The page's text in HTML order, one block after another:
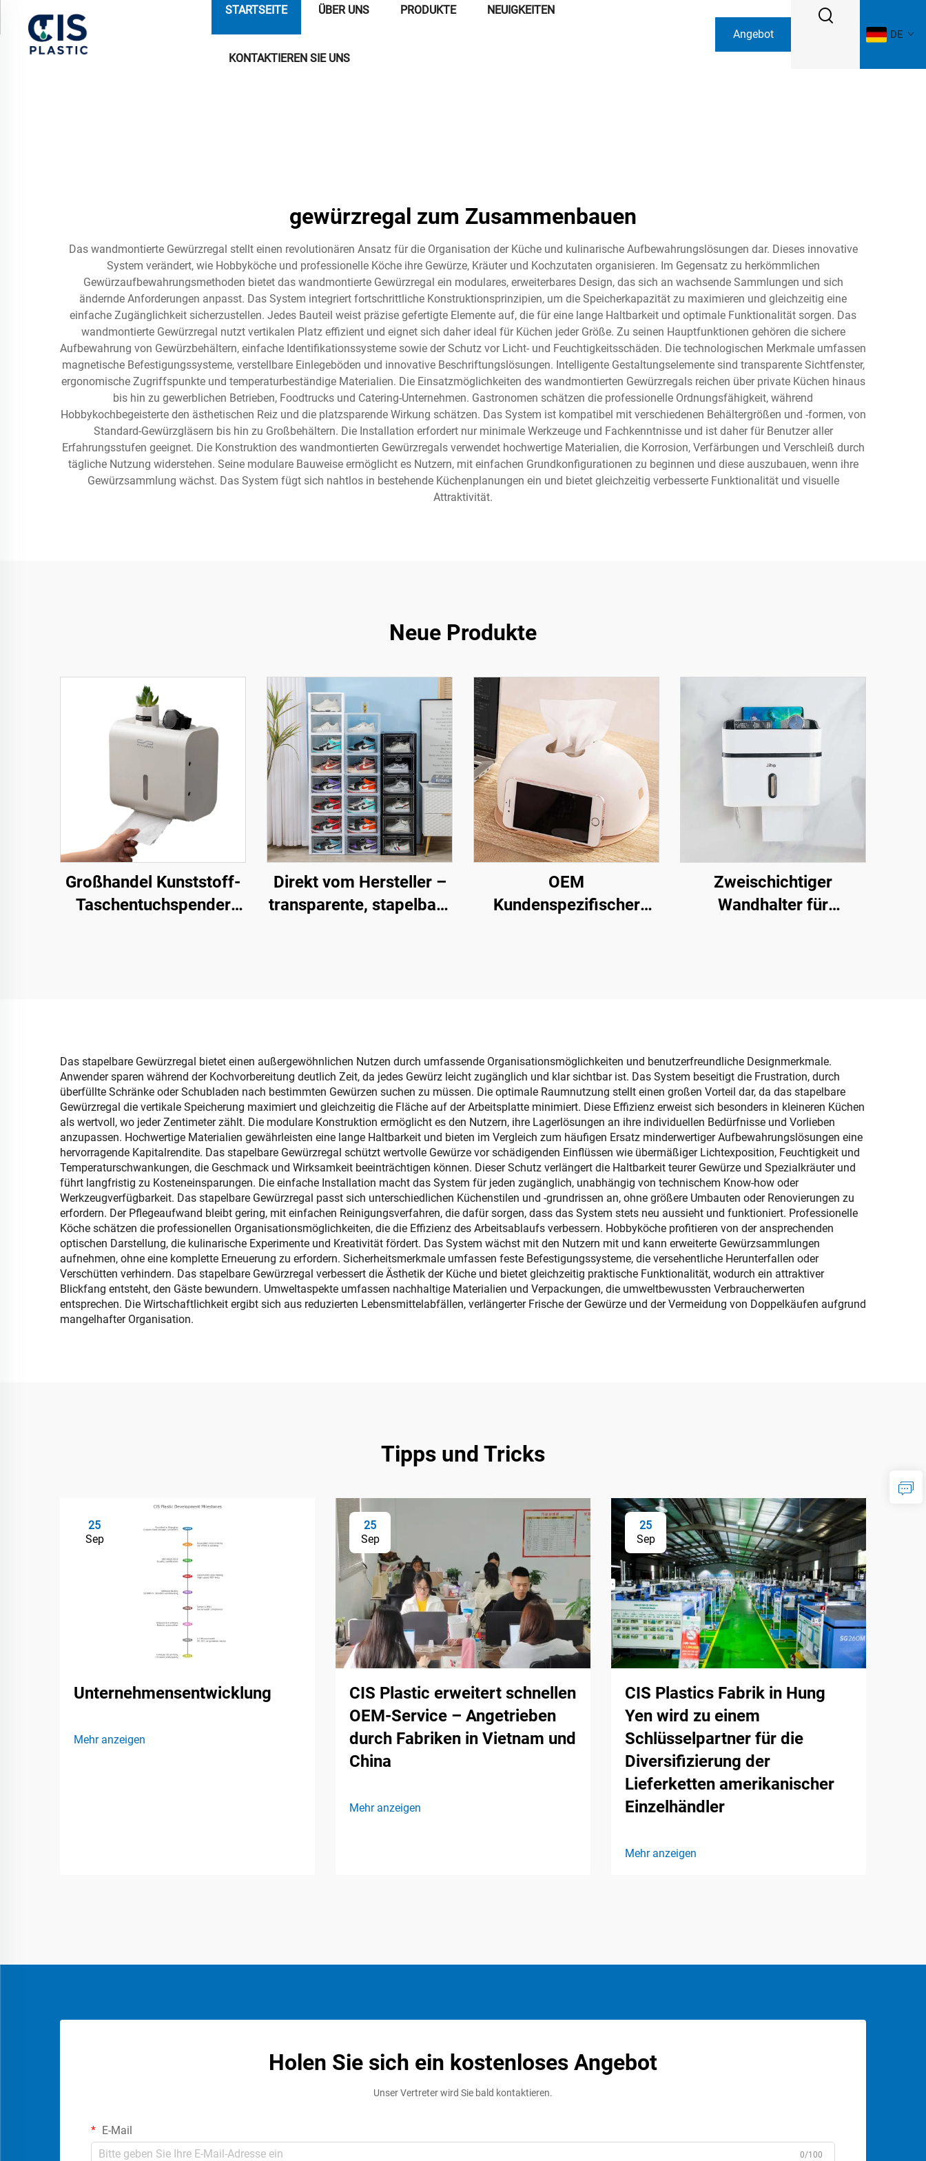
STARTSEITE ÜBER UNS PRODUKTE NEUIGKEITEN
KONTAKTIEREN SIE UNS
Angebot DE
gewürzregal zum Zusammenbauen
Das wandmontierte Gewürzregal stellt einen revolutionären Ansatz für die Organisation der Küche und kulinarische Aufbewahrungslösungen dar. Dieses innovative
System verändert, wie Hobbyköche und professionelle Köche ihre Gewürze, Kräuter und Kochzutaten organisieren. Im Gegensatz zu herkömmlichen
Gewürzaufbewahrungsmethoden bietet das wandmontierte Gewürzregal ein modulares, erweiterbares Design, das sich an wachsende Sammlungen und sich
ändernde Anforderungen anpasst. Das System integriert fortschrittliche Konstruktionsprinzipien, um die Speicherkapazität zu maximieren und gleichzeitig eine
einfache Zugänglichkeit sicherzustellen. Jedes Bauteil weist präzise gefertigte Elemente auf, die für eine lange Haltbarkeit und optimale Funktionalität sorgen. Das
wandmontierte Gewürzregal nutzt vertikalen Platz effizient und eignet sich daher ideal für Küchen jeder Größe. Zu seinen Hauptfunktionen gehören die sichere
Aufbewahrung von Gewürzbehältern, einfache Identifikationssysteme sowie der Schutz vor Licht- und Feuchtigkeitsschäden. Die technologischen Merkmale umfassen
magnetische Befestigungssysteme, verstellbare Einlegeböden und innovative Beschriftungslösungen. Intelligente Gestaltungselemente sind transparente Sichtfenster,
ergonomische Zugriffspunkte und temperaturbeständige Materialien. Die Einsatzmöglichkeiten des wandmontierten Gewürzregals reichen über private Küchen hinaus
bis hin zu gewerblichen Betrieben, Foodtrucks und Catering-Unternehmen. Gastronomen schätzen die professionelle Ordnungsfähigkeit, während
Hobbykochbegeisterte den ästhetischen Reiz und die platzsparende Wirkung schätzen. Das System ist kompatibel mit verschiedenen Behältergrößen und -formen, von
Standard-Gewürzgläsern bis hin zu Großbehältern. Die Installation erfordert nur minimale Werkzeuge und Fachkenntnisse und ist daher für Benutzer aller
Erfahrungsstufen geeignet. Die Konstruktion des wandmontierten Gewürzregals verwendet hochwertige Materialien, die Korrosion, Verfärbungen und Verschleiß durch
tägliche Nutzung widerstehen. Seine modulare Bauweise ermöglicht es Nutzern, mit einfachen Grundkonfigurationen zu beginnen und diese auszubauen, wenn ihre
Gewürzsammlung wächst. Das System fügt sich nahtlos in bestehende Küchenplanungen ein und bietet gleichzeitig verbesserte Funktionalität und visuelle
Attraktivität.
Neue Produkte
Großhandel Kunststoff-
Taschentuchspender
Direkt vom Hersteller –
transparente, stapelbare
OEM
Kundenspezifischer
Großhandel
Zweischichtiger
Wandhalter für
Das stapelbare Gewürzregal bietet einen außergewöhnlichen Nutzen durch umfassende Organisationsmöglichkeiten und benutzerfreundliche Designmerkmale.
Anwender sparen während der Kochvorbereitung deutlich Zeit, da jedes Gewürz leicht zugänglich und klar sichtbar ist. Das System beseitigt die Frustration, durch
überfüllte Schränke oder Schubladen nach bestimmten Gewürzen suchen zu müssen. Die optimale Raumnutzung stellt einen großen Vorteil dar, da das stapelbare
Gewürzregal die vertikale Speicherung maximiert und gleichzeitig die Fläche auf der Arbeitsplatte minimiert. Diese Effizienz erweist sich besonders in kleineren Küchen
als wertvoll, wo jeder Zentimeter zählt. Die modulare Konstruktion ermöglicht es den Nutzern, ihre Lagerlösungen an ihre individuellen Bedürfnisse und Vorlieben
anzupassen. Hochwertige Materialien gewährleisten eine lange Haltbarkeit und bieten im Vergleich zum häufigen Ersatz minderwertiger Aufbewahrungslösungen eine
hervorragende Kapitalrendite. Das stapelbare Gewürzregal schützt wertvolle Gewürze vor schädigenden Einflüssen wie übermäßiger Lichtexposition, Feuchtigkeit und
Temperaturschwankungen, die Geschmack und Wirksamkeit beeinträchtigen können. Dieser Schutz verlängert die Haltbarkeit teurer Gewürze und Spezialkräuter und
führt langfristig zu Kosteneinsparungen. Die einfache Installation macht das System für jeden zugänglich, unabhängig von technischem Know-how oder
Werkzeugverfügbarkeit. Das stapelbare Gewürzregal passt sich unterschiedlichen Küchenstilen und -grundrissen an, ohne größere Umbauten oder Renovierungen zu
erfordern. Der Pflegeaufwand bleibt gering, mit einfachen Reinigungsverfahren, die dafür sorgen, dass das System stets neu aussieht und funktioniert. Professionelle
Köche schätzen die professionellen Organisationsmöglichkeiten, die die Effizienz des Arbeitsablaufs verbessern. Hobbyköche profitieren von der ansprechenden
optischen Darstellung, die kulinarische Experimente und Kreativität fördert. Das System wächst mit den Nutzern mit und kann erweiterte Gewürzsammlungen
aufnehmen, ohne eine komplette Erneuerung zu erfordern. Sicherheitsmerkmale umfassen feste Befestigungssysteme, die versehentliche Herunterfallen oder
Verschütten verhindern. Das stapelbare Gewürzregal verbessert die Ästhetik der Küche und bietet gleichzeitig praktische Funktionalität, wodurch ein attraktiver
Blickfang entsteht, den Gäste bewundern. Umweltaspekte umfassen nachhaltige Materialien und Verpackungen, die umweltbewussten Verbraucherwerten
entsprechen. Die Wirtschaftlichkeit ergibt sich aus reduzierten Lebensmittelabfällen, verlängerter Frische der Gewürze und der Vermeidung von Doppelkäufen aufgrund
mangelhafter Organisation.
Tipps und Tricks
25
Sep
Unternehmensentwicklung
Mehr anzeigen
25
Sep
CIS Plastic erweitert schnellen
OEM-Service – Angetrieben
durch Fabriken in Vietnam und
China
Mehr anzeigen
25
Sep
CIS Plastics Fabrik in Hung
Yen wird zu einem
Schlüsselpartner für die
Diversifizierung der
Lieferketten amerikanischer
Einzelhändler
Mehr anzeigen
Holen Sie sich ein kostenloses Angebot
Unser Vertreter wird Sie bald kontaktieren.
E-Mail
0/100